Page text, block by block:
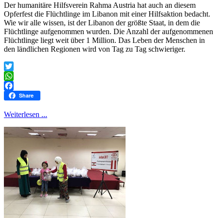
Der humanitäre Hilfsverein Rahma Austria hat auch an diesem
Opferfest die Flüchtlinge im Libanon mit einer Hilfsaktion bedacht.
Wie wir alle wissen, ist der Libanon der größte Staat, in dem die
Flüchtlinge aufgenommen wurden. Die Anzahl der aufgenommenen
Flüchtlinge liegt weit über 1 Million. Das Leben der Menschen in
den ländlichen Regionen wird von Tag zu Tag schwieriger.
Twitter
WhatsApp
Facebook
Share
Weiterlesen ...